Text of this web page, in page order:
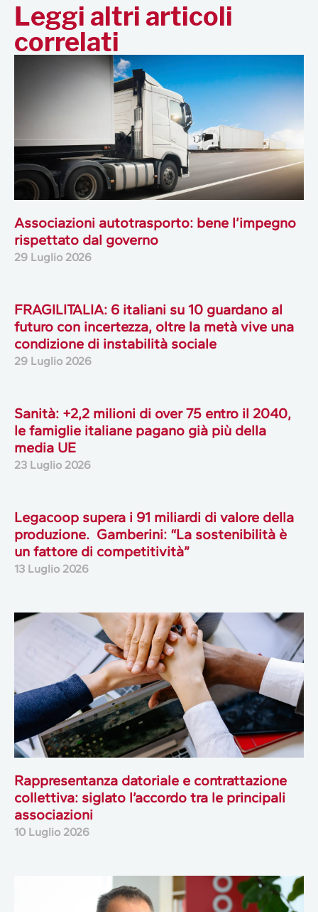
Leggi altri articoli
correlati
Associazioni autotrasporto: bene l’impegno
rispettato dal governo
29 Luglio 2026
FRAGILITALIA: 6 italiani su 10 guardano al
futuro con incertezza, oltre la metà vive una
condizione di instabilità sociale
29 Luglio 2026
Sanità: +2,2 milioni di over 75 entro il 2040,
le famiglie italiane pagano già più della
media UE
23 Luglio 2026
Legacoop supera i 91 miliardi di valore della
produzione. Gamberini: “La sostenibilità è
un fattore di competitività”
13 Luglio 2026
Rappresentanza datoriale e contrattazione
collettiva: siglato l’accordo tra le principali
associazioni
10 Luglio 2026